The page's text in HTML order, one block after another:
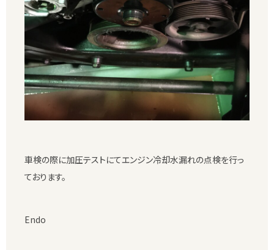
車検の際に加圧テストにてエンジン冷却水漏れの点検を行っ
ております。
Endo